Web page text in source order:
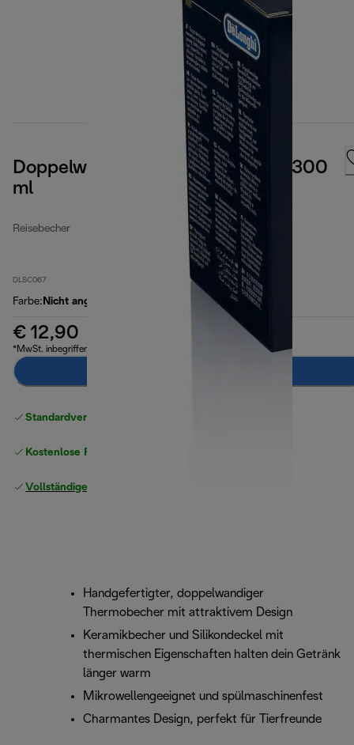
Doppelwandiger Keramikbecher, 300
ml
Reisebecher
DLSC067
Farbe: Nicht angegeben
€ 12,90
*MwSt. inbegriffen
Standardversand kostenlos
Kostenlose Rücksendungen
Vollständige Herstellergarantie
Handgefertigter, doppelwandiger
Thermobecher mit attraktivem Design
Keramikbecher und Silikondeckel mit
thermischen Eigenschaften halten dein Getränk
länger warm
Mikrowellengeeignet und spülmaschinenfest
Charmantes Design, perfekt für Tierfreunde